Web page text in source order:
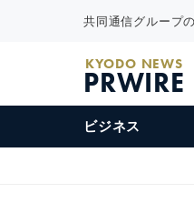
共同通信グループ
KYODO NEWS
PRWIRE
ビジネス